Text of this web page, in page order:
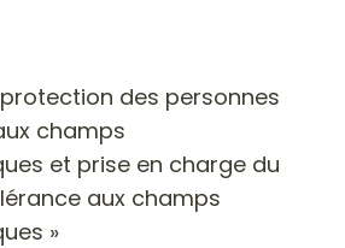
des personnes
champs
et prise en charge du
aux champs
»